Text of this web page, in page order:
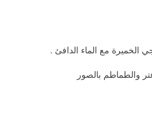
الخميرة مع الماء الدافئ .